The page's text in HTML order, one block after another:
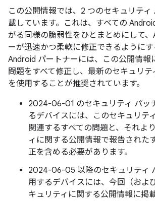
この公開情報では、2 つのセキュリティ
載しています。これは、すべての
がる同様の脆弱性をひとまとめにして
ーが迅速かつ柔軟に修正できるようにす
Android パートナーには、この公開情報
問題をすべて修正し、最新のセキュリ
を使用することが推奨されています。
2024-06-01 のセキュリティ パッ
るデバイスには、このセキュリテ
関連するすべての問題と、それよ
ィに関する公開情報で報告された
正を含める必要があります。
2024-06-05 以降のセキュリティ
用するデバイスには、今回（およ
キュリティに関する公開情報に掲